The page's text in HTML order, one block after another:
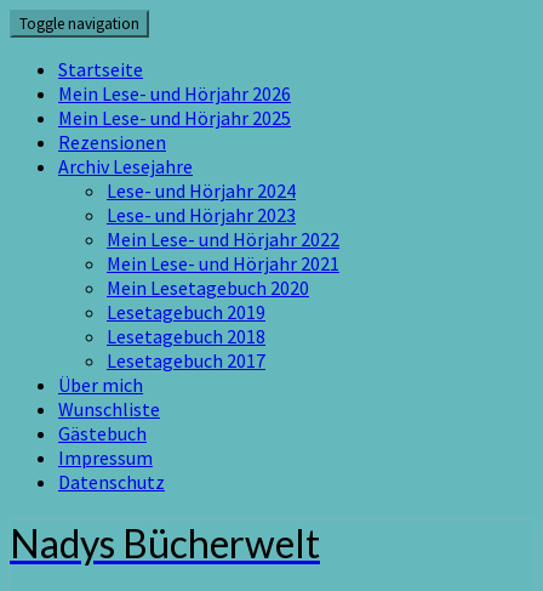
Skip
to
content
Toggle navigation
Startseite
Mein Lese- und Hörjahr 2026
Mein Lese- und Hörjahr 2025
Rezensionen
Archiv Lesejahre
Lese- und Hörjahr 2024
Lese- und Hörjahr 2023
Mein Lese- und Hörjahr 2022
Mein Lese- und Hörjahr 2021
Mein Lesetagebuch 2020
Lesetagebuch 2019
Lesetagebuch 2018
Lesetagebuch 2017
Über mich
Wunschliste
Gästebuch
Impressum
Datenschutz
Nadys Bücherwelt